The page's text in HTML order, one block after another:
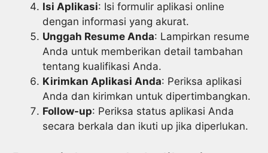
Isi Aplikasi: Isi formulir aplikasi online
dengan informasi yang akurat.
Unggah Resume Anda: Lampirkan resume
Anda untuk memberikan detail tambahan
tentang kualifikasi Anda.
Kirimkan Aplikasi Anda: Periksa aplikasi
Anda dan kirimkan untuk dipertimbangkan.
Follow-up: Periksa status aplikasi Anda
secara berkala dan ikuti up jika diperlukan.